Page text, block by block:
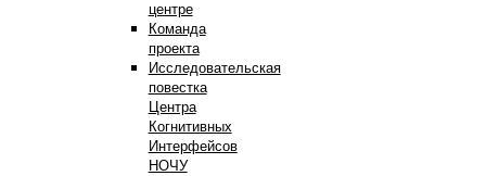
центре
Команда
проекта
Исследовательская
повестка
Центра
Когнитивных
Интерфейсов
НОЧУ